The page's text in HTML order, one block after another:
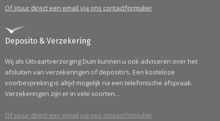
Of stuur direct een email via ons contactformulier
Deposito & Verzekering
Wij als Uitvaartverzorging Duin kunnen u ook adviseren over het
afsluiten van verzekeringen of deposito’s. Een kosteloze
voorbespreking is altijd mogelijk na een telefonische afspraak.
Verzekeringen zijn er in vele soorten…
Of stuur direct een email via ons contactformulier